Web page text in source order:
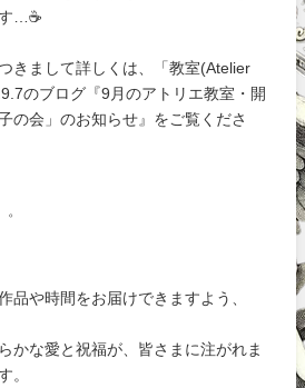
…☕
きまして詳しくは、「教室(Atelier
のブログ『9月のアトリエ教室・開
の会」のお知らせ』をご覧くださ
品や時間をお届けできますよう、
かな愛と祝福が、皆さまに注がれま
。